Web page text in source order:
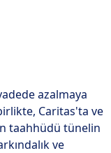
azalmaya
Caritas'ta ve
taahhüdü tünelin
ve